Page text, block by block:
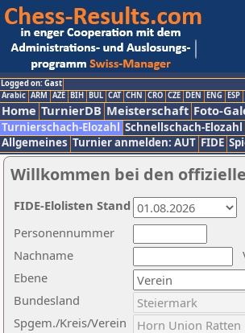
Logged on: Gast
Arabic ARM AZE BIH BUL CAT CHN CRO CZE DEN ENG ESP
Home TurnierDB Meisterschaft Foto-
Turnierschach-Elozahl Schnellschach-Elozahl
Allgemeines Turnier anmelden: AUT FIDE
Willkommen bei den
Nachname
Ebene
Personennummer
Bundesland
Spgem./Kreis/Verein
FIDE-Elolisten Stand